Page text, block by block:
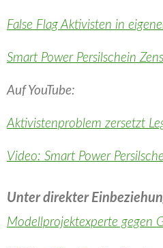
False Flag Aktivisten in
Smart Power Persilschein
Auf YouTube:
Aktivistenproblem zersetzt
Video: Smart Power
Unter direkter
Modellprojektexperte gegen